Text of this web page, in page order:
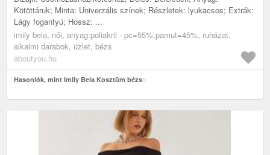
Kötöttáruk; Minta: Univerzális színek; Részletek: lyukacsos; Extrák:
Lágy fogantyú; Hossz: ...
imily bela, női, anyag:poliakril - pc=55%,pamut=45%, ruházat,
alkalmi darabok, üzlet, bézs
aboutyou.hu
Hasonlók, mint Imily Bela Kosztüm bézs